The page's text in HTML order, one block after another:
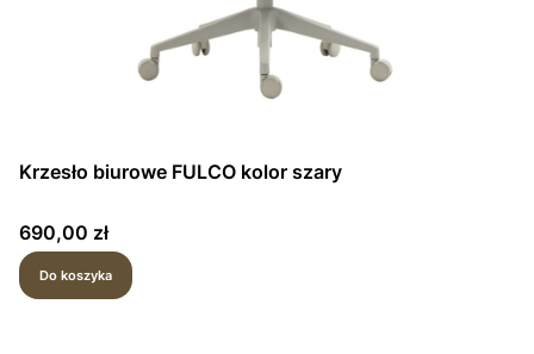
Krzesło biurowe FULCO kolor szary
Cena
690,00 zł
Do koszyka